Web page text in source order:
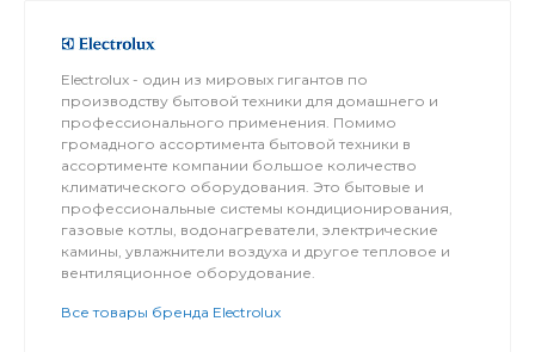
Electrolux - один из мировых гигантов по
производству бытовой техники для домашнего и
профессионального применения. Помимо
громадного ассортимента бытовой техники в
ассортименте компании большое количество
климатического оборудования. Это бытовые и
профессиональные системы кондиционирования,
газовые котлы, водонагреватели, электрические
камины, увлажнители воздуха и другое тепловое и
вентиляционное оборудование.
Все товары бренда Electrolux